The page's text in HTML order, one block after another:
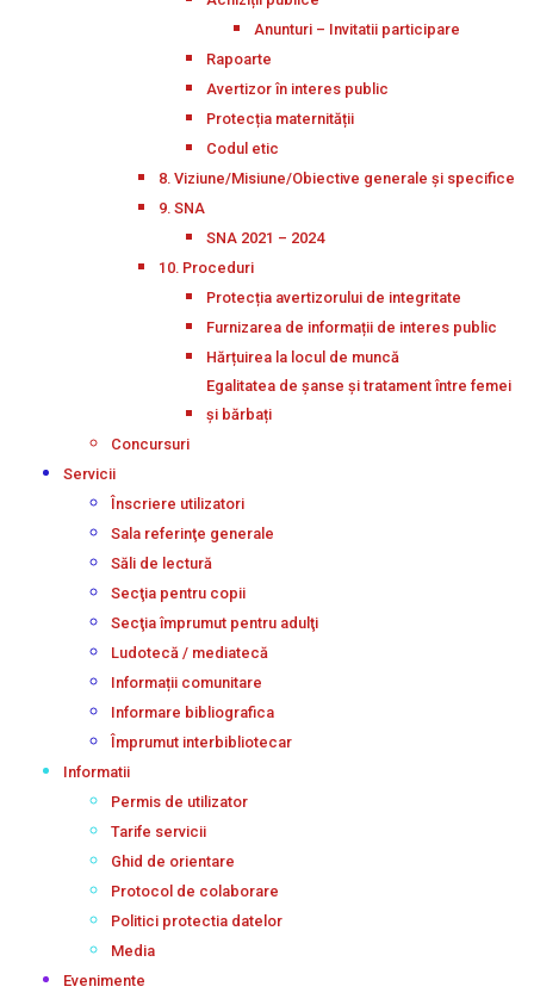
Anunturi – Invitatii participare
Rapoarte
Avertizor în interes public
Protecția maternității
Codul etic
8. Viziune/Misiune/Obiective generale și specifice
9. SNA
SNA 2021 – 2024
10. Proceduri
Protecția avertizorului de integritate
Furnizarea de informații de interes public
Hărțuirea la locul de muncă
Egalitatea de șanse și tratament între femei
și bărbați
Concursuri
Servicii
Înscriere utilizatori
Sala referinţe generale
Săli de lectură
Secţia pentru copii
Secţia împrumut pentru adulţi
Ludotecă / mediatecă
Informații comunitare
Informare bibliografica
Împrumut interbibliotecar
Informatii
Permis de utilizator
Tarife servicii
Ghid de orientare
Protocol de colaborare
Politici protectia datelor
Media
Evenimente